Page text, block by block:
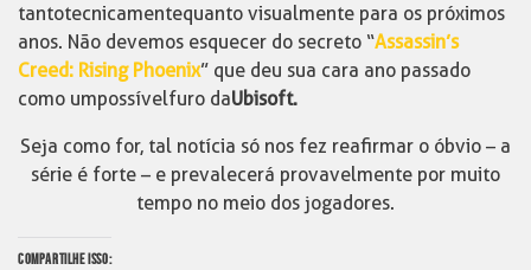
tanto tecnicamente quanto visualmente para os próximos
anos. Não devemos esquecer do secreto “Assassin’s
Creed: Rising Phoenix” que deu sua cara ano passado
como um possível furo daUbisoft.
Seja como for, tal notícia só nos fez reafirmar o óbvio – a
série é forte – e prevalecerá provavelmente por muito
tempo no meio dos jogadores.
COMPARTILHE ISSO: